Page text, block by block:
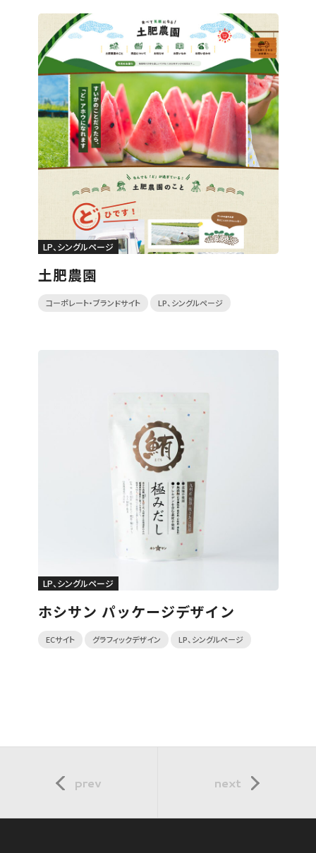
LP、シングルページ
土肥農園
コーポレート・ブランドサイト LP、シングルページ
LP、シングルページ
ホシサン パッケージデザイン
ECサイト グラフィックデザイン LP、シングルページ
prev next